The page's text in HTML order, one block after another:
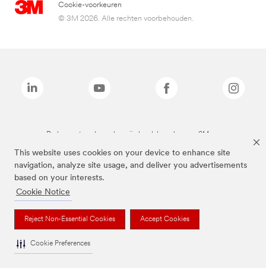
This website uses cookies on your device to enhance site
navigation, analyze site usage, and deliver you advertisements
based on your interests.
Cookie Notice
Reject Non-Essential Cookies Accept Cookies
Cookie Preferences
Cookie-voorkeuren
© 3M 2026. Alle rechten voorbehouden.
De bovenstaande merken zijn handelsmerken van 3M.we